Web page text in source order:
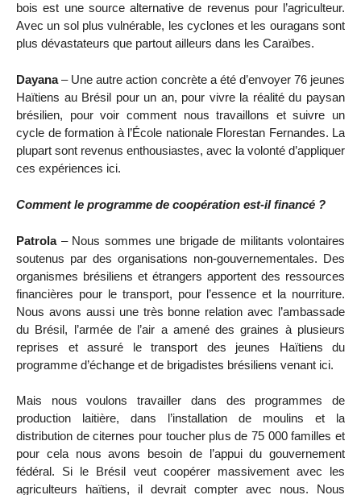
bois est une source alternative de revenus pour l’agriculteur.
Avec un sol plus vulnérable, les cyclones et les ouragans sont
plus dévastateurs que partout ailleurs dans les Caraïbes.
Dayana– Une autre action concrète a été d’envoyer 76 jeunes
Haïtiens au Brésil pour un an, pour vivre la réalité du paysan
brésilien, pour voir comment nous travaillons et suivre un
cycle de formation à l’École nationale Florestan Fernandes. La
plupart sont revenus enthousiastes, avec la volonté d’appliquer
ces expériences ici.
Comment le programme de coopération est-il financé ?
Patrola– Nous sommes une brigade de militants volontaires
soutenus par des organisations non-gouvernementales. Des
organismes brésiliens et étrangers apportent des ressources
financières pour le transport, pour l’essence et la nourriture.
Nous avons aussi une très bonne relation avec l’ambassade
du Brésil, l’armée de l’air a amené des graines à plusieurs
reprises et assuré le transport des jeunes Haïtiens du
programme d’échange et de brigadistes brésiliens venant ici.
Mais nous voulons travailler dans des programmes de
production laitière, dans l’installation de moulins et la
distribution de citernes pour toucher plus de 75 000 familles et
pour cela nous avons besoin de l’appui du gouvernement
fédéral. Si le Brésil veut coopérer massivement avec les
agriculteurs haïtiens, il devrait compter avec nous. Nous